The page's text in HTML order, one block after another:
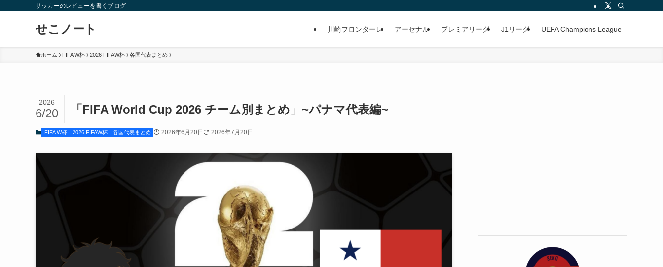
サッカーのレビューを書くブログ
せこノート 川崎フロンターレ アーセナル プレミアリーグ J1リーグ UEFA Champions League
ホーム FIFA W杯 2026 FIFAW杯 各国代表まとめ
「FIFA World Cup 2026 チーム別まとめ」~パナマ代表編~
2026
6/20
FIFA W杯 2026 FIFAW杯 各国代表まとめ 2026年6月20日 2026年7月20日